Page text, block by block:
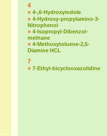
4
» 4-,6-Hydroxyindole
» 4-Hydroxy-propylamino-3-
Nitrophenol
» 4-Isopropyl-Dibenzol-
methane
» 4-Methoxytoluene-2,5-
Diamine HCL
7
» 7-Ethyl-bicyclooxazolidine